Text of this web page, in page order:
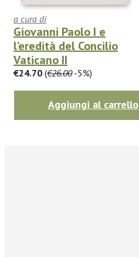
a cura di
Giovanni Paolo I e
l’eredità del Concilio
Vaticano II
€24.70 (€26.00-5%)
Aggiungi al carrello